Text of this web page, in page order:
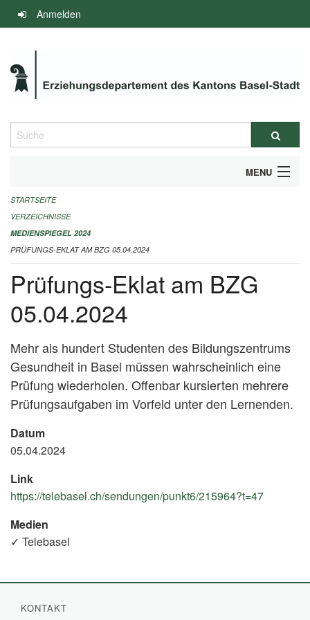
Navigation
überspringen
Anmelden
Suche
MENU
INFOS ZUM ED-MEDIENSPIEGEL
IMPRESSUM
STARTSEITE
VERZEICHNISSE
MEDIENSPIEGEL 2024
PRÜFUNGS-EKLAT AM BZG 05.04.2024
Prüfungs-Eklat am BZG
05.04.2024
Mehr als hundert Studenten des Bildungszentrums
Gesundheit in Basel müssen wahrscheinlich eine
Prüfung wiederholen. Offenbar kursierten mehrere
Prüfungsaufgaben im Vorfeld unter den Lernenden.
Datum
05.04.2024
Link
https://telebasel.ch/sendungen/punkt6/215964?t=47
Medien
✓ Telebasel
KONTAKT